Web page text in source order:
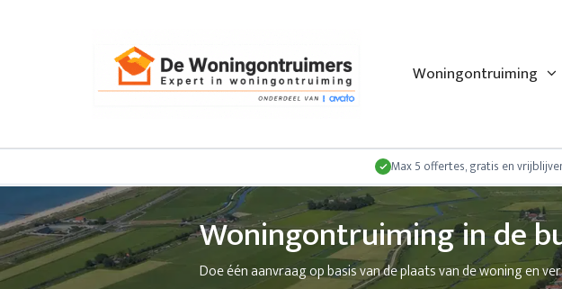
Woningontruiming
Max 5 offertes, gratis en
Woningontruiming in de
Doe één aanvraag op basis van de plaats van de woning en